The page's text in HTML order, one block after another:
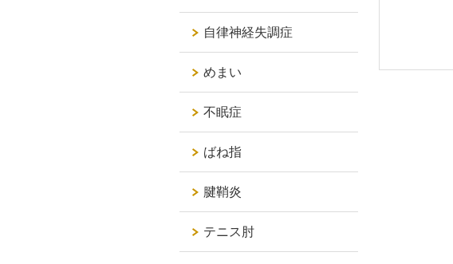
自律神経失調症
めまい
不眠症
ばね指
腱鞘炎
テニス肘